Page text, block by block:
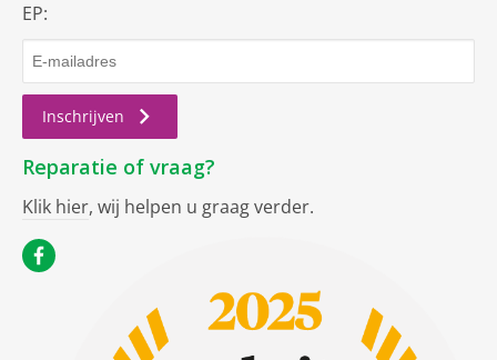
EP:
Inschrijven
Reparatie of vraag?
Klik hier, wij helpen u graag verder.